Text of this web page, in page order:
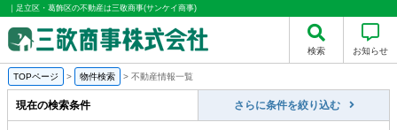
｜足立区・葛飾区の不動産は三敬商事(サンケイ商事)
検索 お知らせ
TOPページ > 物件検索 > 不動産情報一覧
現在の検索条件 さらに条件を絞り込む